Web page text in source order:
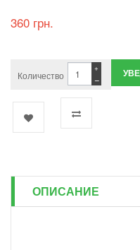
360 грн.
Количество −
+
ОПИСАНИЕ